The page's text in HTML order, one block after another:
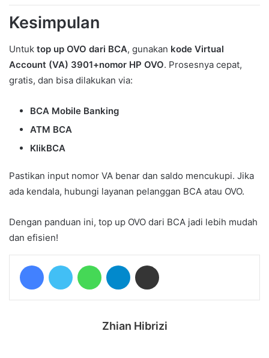
Kesimpulan
Untuk top up OVO dari BCA, gunakan kode Virtual
Account (VA) 3901+nomor HP OVO. Prosesnya cepat,
gratis, dan bisa dilakukan via:
BCA Mobile Banking
ATM BCA
KlikBCA
Pastikan input nomor VA benar dan saldo mencukupi. Jika
ada kendala, hubungi layanan pelanggan BCA atau OVO.
Dengan panduan ini, top up OVO dari BCA jadi lebih mudah
dan efisien!
Zhian Hibrizi